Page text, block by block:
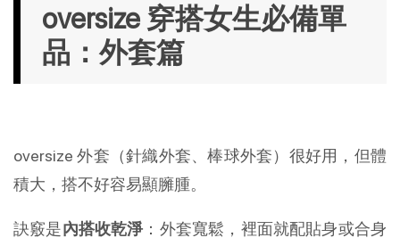
oversize 穿搭女生必備單
品：外套篇
oversize 外套（針織外套、棒球外套）很好用，但體
積大，搭不好容易顯臃腫。
訣竅是內搭收乾淨 ：外套寬鬆，裡面就配貼身或合身